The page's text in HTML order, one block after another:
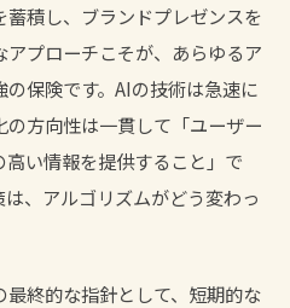
積し、ブランドプレゼンスを
プローチこそが、あらゆるア
保険です。AIの技術は急速に
方向性は一貫して「ユーザー
い情報を提供すること」で
、アルゴリズムがどう変わっ
終的な指針として、短期的な